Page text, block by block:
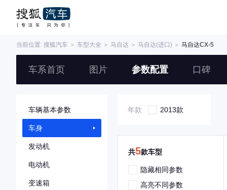
当前位置: 搜狐汽车 ＞ 车型大全 ＞ 马自达 ＞ 马自达(进口) ＞ 马自达CX-5
车系首页 图片 参数配置 口碑
车辆基本参数
车身
发动机
电动机
变速箱
年款 2013款
共5款车型
隐藏相同参数
高亮不同参数